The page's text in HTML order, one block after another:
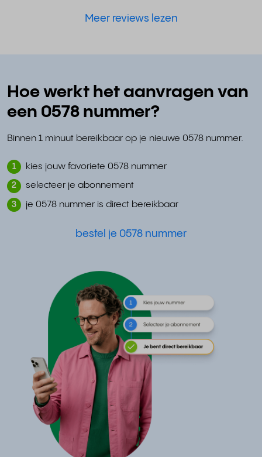
Meer reviews lezen
Hoe werkt het aanvragen van
een 0578 nummer?
Binnen 1 minuut bereikbaar op je nieuwe 0578 nummer.
1 kies jouw favoriete 0578 nummer
2 selecteer je abonnement
3 je 0578 nummer is direct bereikbaar
bestel je 0578 nummer